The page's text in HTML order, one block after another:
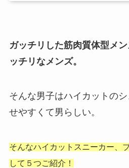
ガッチリした筋肉質体型メ
ッチリなメンズ。
そんな男子はハイカットの
せやすくて男らしい。
そんなハイカットスニーカー、
して５つご紹介！